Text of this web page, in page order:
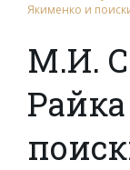
Якименко и
М.И.